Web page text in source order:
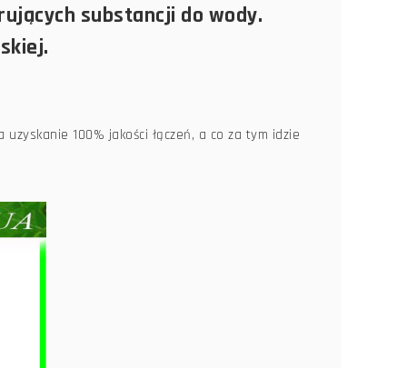
substancji do wody.
100% jakości łączeń, a co za tym idzie